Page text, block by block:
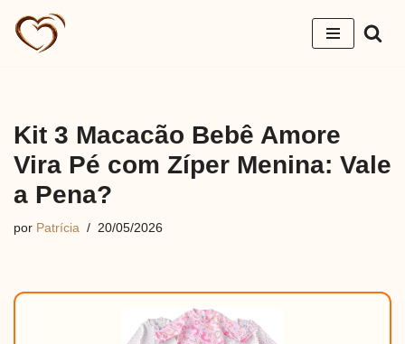
Pular
Kit 3 Macacão Bebê Amore
Vira Pé com Zíper Menina: Vale
a Pena?
por Patrícia 20/05/2026